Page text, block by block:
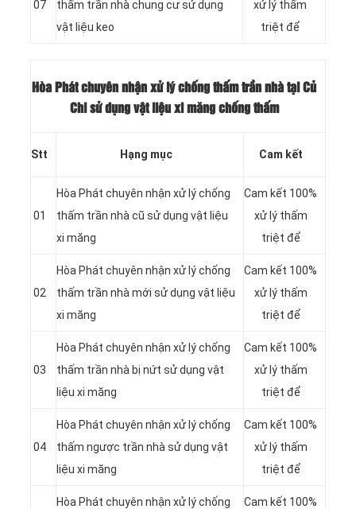
07
thấm trần nhà chung cư sử dụng
vật liệu keo
xử lý thấm
triệt để
Hòa Phát chuyên nhận xử lý chống thấm trần nhà tại Củ
Chi sử dụng vật liệu xi măng chống thấm
Stt Hạng mục Cam kết
01
Hòa Phát chuyên nhận xử lý chống
thấm trần nhà cũ sử dụng vật liệu
xi măng
Cam kết 100%
xử lý thấm
triệt để
02
Hòa Phát chuyên nhận xử lý chống
thấm trần nhà mới sử dụng vật liệu
xi măng
Cam kết 100%
xử lý thấm
triệt để
03
Hòa Phát chuyên nhận xử lý chống
thấm trần nhà bị nứt sử dụng vật
liệu xi măng
Cam kết 100%
xử lý thấm
triệt để
04
Hòa Phát chuyên nhận xử lý chống
thấm ngược trần nhà sử dụng vật
liệu xi măng
Cam kết 100%
xử lý thấm
triệt để
Hòa Phát chuyên nhận xử lý chống
Cam kết 100%